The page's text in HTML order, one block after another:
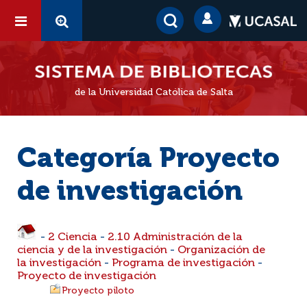
de la Universidad Católica de Salta
Categoría Proyecto
de investigación
- 2 Ciencia - 2.10 Administración de la
ciencia y de la investigación - Organización de
la investigación - Programa de investigación -
Proyecto de investigación
Proyecto piloto